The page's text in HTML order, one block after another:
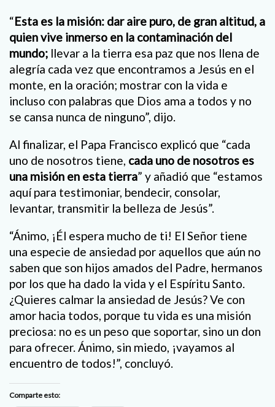
“Esta es la misión: dar aire puro, de gran altitud, a
quien vive inmerso en la contaminación del
mundo; llevar a la tierra esa paz que nos llena de
alegría cada vez que encontramos a Jesús en el
monte, en la oración; mostrar con la vida e
incluso con palabras que Dios ama a todos y no
se cansa nunca de ninguno”, dijo.
Al finalizar, el Papa Francisco explicó que “cada
uno de nosotros tiene, cada uno de nosotros es
una misión en esta tierra” y añadió que “estamos
aquí para testimoniar, bendecir, consolar,
levantar, transmitir la belleza de Jesús”.
“Ánimo, ¡Él espera mucho de ti! El Señor tiene
una especie de ansiedad por aquellos que aún no
saben que son hijos amados del Padre, hermanos
por los que ha dado la vida y el Espíritu Santo.
¿Quieres calmar la ansiedad de Jesús? Ve con
amor hacia todos, porque tu vida es una misión
preciosa: no es un peso que soportar, sino un don
para ofrecer. Ánimo, sin miedo, ¡vayamos al
encuentro de todos!”, concluyó.
Comparte esto: